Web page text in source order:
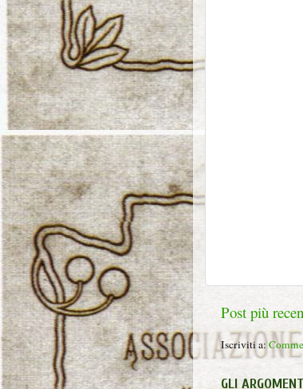
Post più
Iscriviti a:
GLI